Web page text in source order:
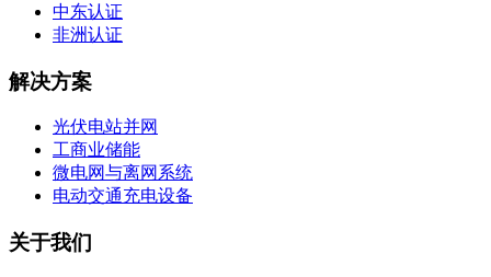
中东认证
非洲认证
解决方案
光伏电站并网
工商业储能
微电网与离网系统
电动交通充电设备
关于我们